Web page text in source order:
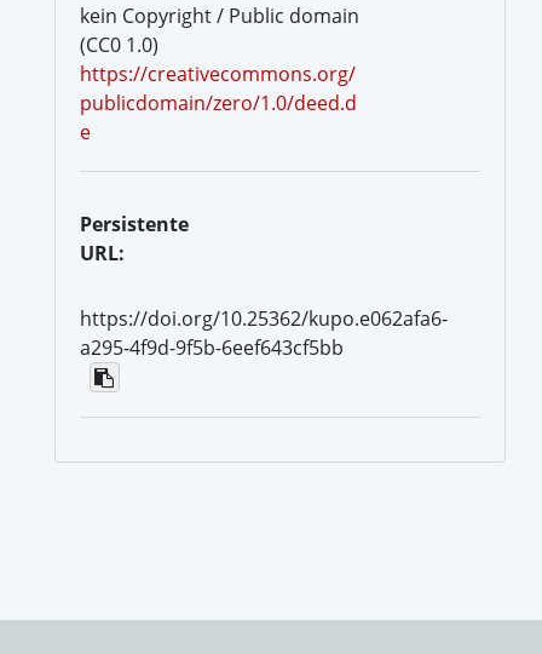
kein Copyright / Public domain
(CC0 1.0)
https://creativecommons.org/
publicdomain/zero/1.0/deed.d
e
Persistente
URL:
https://doi.org/10.25362/kupo.e062afa6-
a295-4f9d-9f5b-6eef643cf5bb